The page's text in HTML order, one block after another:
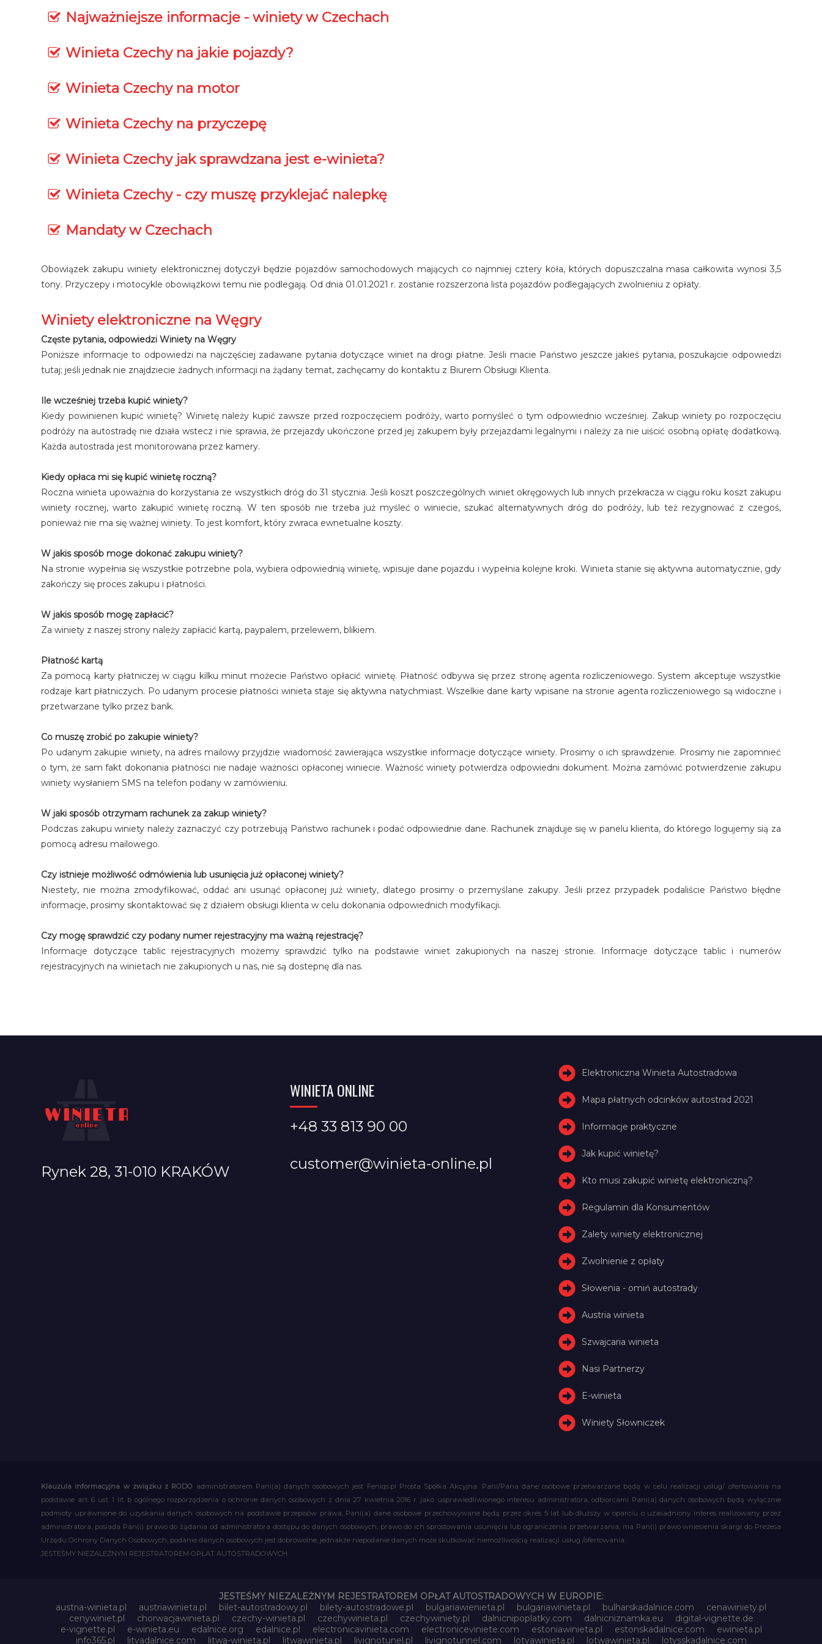
Najważniejsze informacje - winiety w Czechach
Winieta Czechy na jakie pojazdy?
Winieta Czechy na motor
Winieta Czechy na przyczepę
Winieta Czechy jak sprawdzana jest e-winieta?
Winieta Czechy - czy muszę przyklejać nalepkę
Mandaty w Czechach
Obowiązek zakupu winiety elektronicznej dotyczył będzie pojazdów samochodowych mających co najmniej cztery koła, których dopuszczalna masa całkowita wynosi 3,5
tony. Przyczepy i motocykle obowiązkowi temu nie podlegają. Od dnia 01.01.2021 r. zostanie rozszerzona lista pojazdów podlegających zwolnieniu z opłaty.
Winiety elektroniczne na Węgry
Częste pytania, odpowiedzi Winiety na Węgry
Poniższe informacje to odpowiedzi na najczęściej zadawane pytania dotyczące winiet na drogi płatne. Jeśli macie Państwo jeszcze jakieś pytania, poszukajcie odpowiedzi
tutaj; jeśli jednak nie znajdziecie żadnych informacji na żądany temat, zachęcamy do kontaktu z Biurem Obsługi Klienta.
Ile wcześniej trzeba kupić winiety?
Kiedy powinienen kupić winietę? Winietę należy kupić zawsze przed rozpoczęciem podróży, warto pomyśleć o tym odpowiednio wcześniej. Zakup winiety po rozpoczęciu
podróży na autostradę nie działa wstecz i nie sprawia, że przejazdy ukończone przed jej zakupem były przejazdami legalnymi i należy za nie uiścić osobną opłatę dodatkową.
Każda autostrada jest monitorowana przez kamery.
Kiedy opłaca mi się kupić winietę roczną?
Roczna winieta upoważnia do korzystania ze wszystkich dróg do 31 stycznia. Jeśli koszt poszczególnych winiet okręgowych lub innych przekracza w ciągu roku koszt zakupu
winiety rocznej, warto zakupić winietę roczną. W ten sposób nie trzeba już myśleć o winiecie, szukać alternatywnych dróg do podróży, lub też rezygnować z czegoś,
ponieważ nie ma się ważnej winiety. To jest komfort, który zwraca ewnetualne koszty.
W jakis sposób moge dokonać zakupu winiety?
Na stronie wypełnia się wszystkie potrzebne pola, wybiera odpowiednią winietę, wpisuje dane pojazdu i wypełnia kolejne kroki. Winieta stanie się aktywna automatycznie, gdy
zakończy się proces zakupu i płatności.
W jakis sposób mogę zapłacić?
Za winiety z naszej strony należy zapłacić kartą, paypalem, przelewem, blikiem.
Płatność kartą
Za pomocą karty płatniczej w ciągu kilku minut możecie Państwo opłacić winietę. Płatność odbywa się przez stronę agenta rozliczeniowego. System akceptuje wszystkie
rodzaje kart płatniczych. Po udanym procesie płatności winieta staje się aktywna natychmiast. Wszelkie dane karty wpisane na stronie agenta rozliczeniowego są widoczne i
przetwarzane tylko przez bank.
Co muszę zrobić po zakupie winiety?
Po udanym zakupie winiety, na adres mailowy przyjdzie wiadomość zawierająca wszystkie informacje dotyczące winiety. Prosimy o ich sprawdzenie. Prosimy nie zapomnieć
o tym, że sam fakt dokonania płatności nie nadaje ważności opłaconej winiecie. Ważność winiety potwierdza odpowiedni dokument. Można zamówić potwierdzenie zakupu
winiety wysłaniem SMS na telefon podany w zamówieniu.
W jaki sposób otrzymam rachunek za zakup winiety?
Podczas zakupu winiety należy zaznaczyć czy potrzebują Państwo rachunek i podać odpowiednie dane. Rachunek znajduje się w panelu klienta, do którego logujemy sią za
pomocą adresu mailowego.
Czy istnieje możliwość odmówienia lub usunięcia już opłaconej winiety?
Niestety, nie można zmodyfikować, oddać ani usunąć opłaconej już winiety, dlatego prosimy o przemyślane zakupy. Jeśli przez przypadek podaliście Państwo błędne
informacje, prosimy skontaktować się z działem obsługi klienta w celu dokonania odpowiednich modyfikacji.
Czy mogę sprawdzić czy podany numer rejestracyjny ma ważną rejestrację?
Informacje dotyczące tablic rejestracyjnych możemy sprawdzić tylko na podstawie winiet zakupionych na naszej stronie. Informacje dotyczące tablic i numerów
rejestracyjnych na winietach nie zakupionych u nas, nie są dostepnę dla nas.
Rynek 28, 31-010 KRAKÓW
WINIETA ONLINE
+48 33 813 90 00
customer@winieta-online.pl
Elektroniczna Winieta Autostradowa
Mapa płatnych odcinków autostrad 2021
Informacje praktyczne
Jak kupić winietę?
Kto musi zakupić winietę elektroniczną?
Regulamin dla Konsumentów
Zalety winiety elektronicznej
Zwolnienie z opłaty
Słowenia - omiń autostrady
Austria winieta
Szwajcaria winieta
Nasi Partnerzy
E-winieta
Winiety Słowniczek
Klauzula informacyjna w związku z RODO administratorem Pani(a) danych osobowych jest Feniqs.pl Prosta Spółka Akcyjna. Pani/Pana dane osobowe przetwarzane będą w celu realizacji usług/ ofertowania na
podstawie art. 6 ust. 1 lit. b ogólnego rozporządzenia o ochronie danych osobowych z dnia 27 kwietnia 2016 r. jako usprawiedliwionego interesu administratora, odbiorcami Pani(a) danych osobowych będą wyłącznie
podmioty uprawnione do uzyskania danych osobowych na podstawie przepisów prawa, Pani(a) dane osobowe przechowywane będą przez okres 5 lat lub dłuższy w oparciu o uzasadniony interes realizowany przez
administratora, posiada Pan(i) prawo do żądania od administratora dostępu do danych osobowych, prawo do ich sprostowania usunięcia lub ograniczenia przetwarzania, ma Pan(i) prawo wniesienia skargi do Prezesa
Urzędu Ochrony Danych Osobowych, podanie danych osobowych jest dobrowolne, jednakże niepodanie danych może skutkować niemożliwością realizacji usług /ofertowania.
JESTEŚMY NIEZALEŻNYM REJESTRATOREM OPŁAT AUTOSTRADOWYCH
JESTEŚMY NIEZALEŻNYM REJESTRATOREM OPŁAT AUTOSTRADOWYCH W EUROPIE:
austria-winieta.pl
austriawinieta.pl bilet-autostradowy.pl bilety-autostradowe.pl bulgariawienieta.pl bulgariawinieta.pl bulharskadalnice.com
cenawiniety.pl
cenywiniet.pl
chorwacjawinieta.pl czechy-winieta.pl czechywinieta.pl czechywiniety.pl dalnicnipoplatky.com dalnicniznamka.eu
digital-vignette.de
e-vignette.pl
e-winieta.eu edalnice.org edalnice.pl electronicavinieta.com electroniceviniete.com estoniawinieta.pl estonskadalnice.com
ewinieta.pl
info365.pl
litvadalnice.com litwa-winieta.pl litwawinieta.pl livignotunel.pl livignotunnel.com lotvawinieta.pl lotwawinieta.pl lotysskadalnice.com